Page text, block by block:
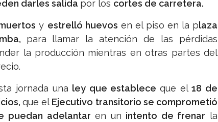
darles salida por los cortes de carretera.
y estrelló huevos en el piso en la plaza
para llamar la atención de las pérdidas
la producción mientras en otras partes del
jornada una ley que estableceque el18 de
que elEjecutivo transitorio se comprometió
puedan adelantar en un intento de frenar la